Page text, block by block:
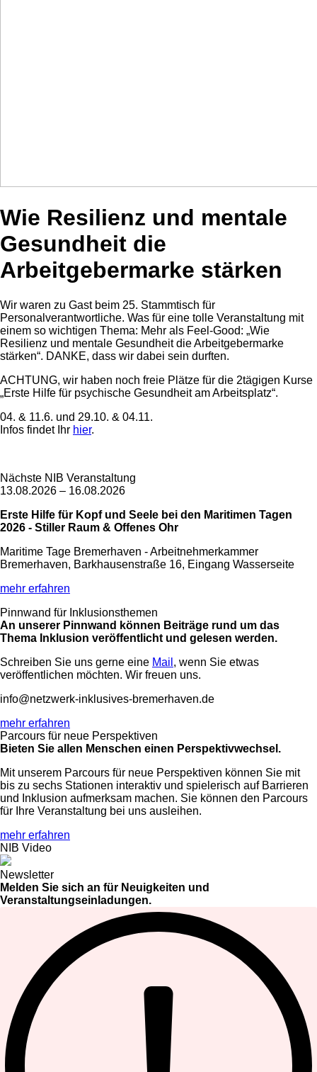
Wie Resilienz und mentale
Gesundheit die
Arbeitgebermarke stärken
Wir waren zu Gast beim 25. Stammtisch für
Personalverantwortliche. Was für eine tolle Veranstaltung mit
einem so wichtigen Thema: Mehr als Feel-Good: „Wie
Resilienz und mentale Gesundheit die Arbeitgebermarke
stärken“. DANKE, dass wir dabei sein durften.
ACHTUNG, wir haben noch freie Plätze für die 2tägigen Kurse
„Erste Hilfe für psychische Gesundheit am Arbeitsplatz“.
04. & 11.6. und 29.10. & 04.11.
Infos findet Ihr hier.
Nächste NIB Veranstaltung
13.08.2026 – 16.08.2026
Erste Hilfe für Kopf und Seele bei den Maritimen Tagen
2026 - Stiller Raum & Offenes Ohr
Maritime Tage Bremerhaven - Arbeitnehmerkammer
Bremerhaven, Barkhausenstraße 16, Eingang Wasserseite
mehr erfahren
Pinnwand für Inklusionsthemen
An unserer Pinnwand können Beiträge rund um das
Thema Inklusion veröffentlicht und gelesen werden.
Schreiben Sie uns gerne eine Mail , wenn Sie etwas
veröffentlichen möchten. Wir freuen uns.
info@netzwerk-inklusives-bremerhaven.de
mehr erfahren
Parcours für neue Perspektiven
Bieten Sie allen Menschen einen Perspektivwechsel.
Mit unserem Parcours für neue Perspektiven können Sie mit
bis zu sechs Stationen interaktiv und spielerisch auf Barrieren
und Inklusion aufmerksam machen. Sie können den Parcours
für Ihre Veranstaltung bei uns ausleihen.
mehr erfahren
NIB Video
Newsletter
Melden Sie sich an für Neuigkeiten und
Veranstaltungseinladungen.